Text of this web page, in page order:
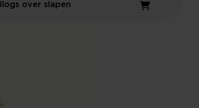
over slapen
Winkelwagen